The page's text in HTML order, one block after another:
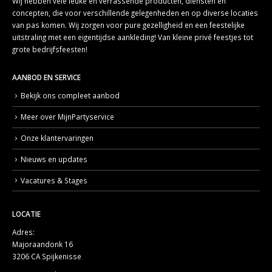
concepten, die voor verschillende gelegenheden en op diverse locaties
van pas komen. Wij zorgen voor pure gezelligheid en een feestelijke
uitstraling met een eigentijdse aankleding! Van kleine privé feestjes tot
grote bedrijfsfeesten!
AANBOD EN SERVICE
Bekijk ons compleet aanbod
Meer over MijnPartyservice
Onze klantervaringen
Nieuws en updates
Vacatures & Stages
LOCATIE
Adres:
Majoraandonk 16
3206 CA Spijkenisse